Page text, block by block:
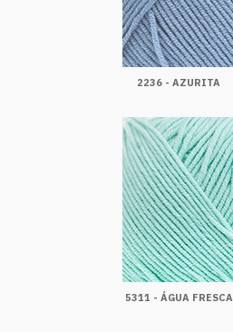
2236 - AZURITA
5311 - ÁGUA FRESCA